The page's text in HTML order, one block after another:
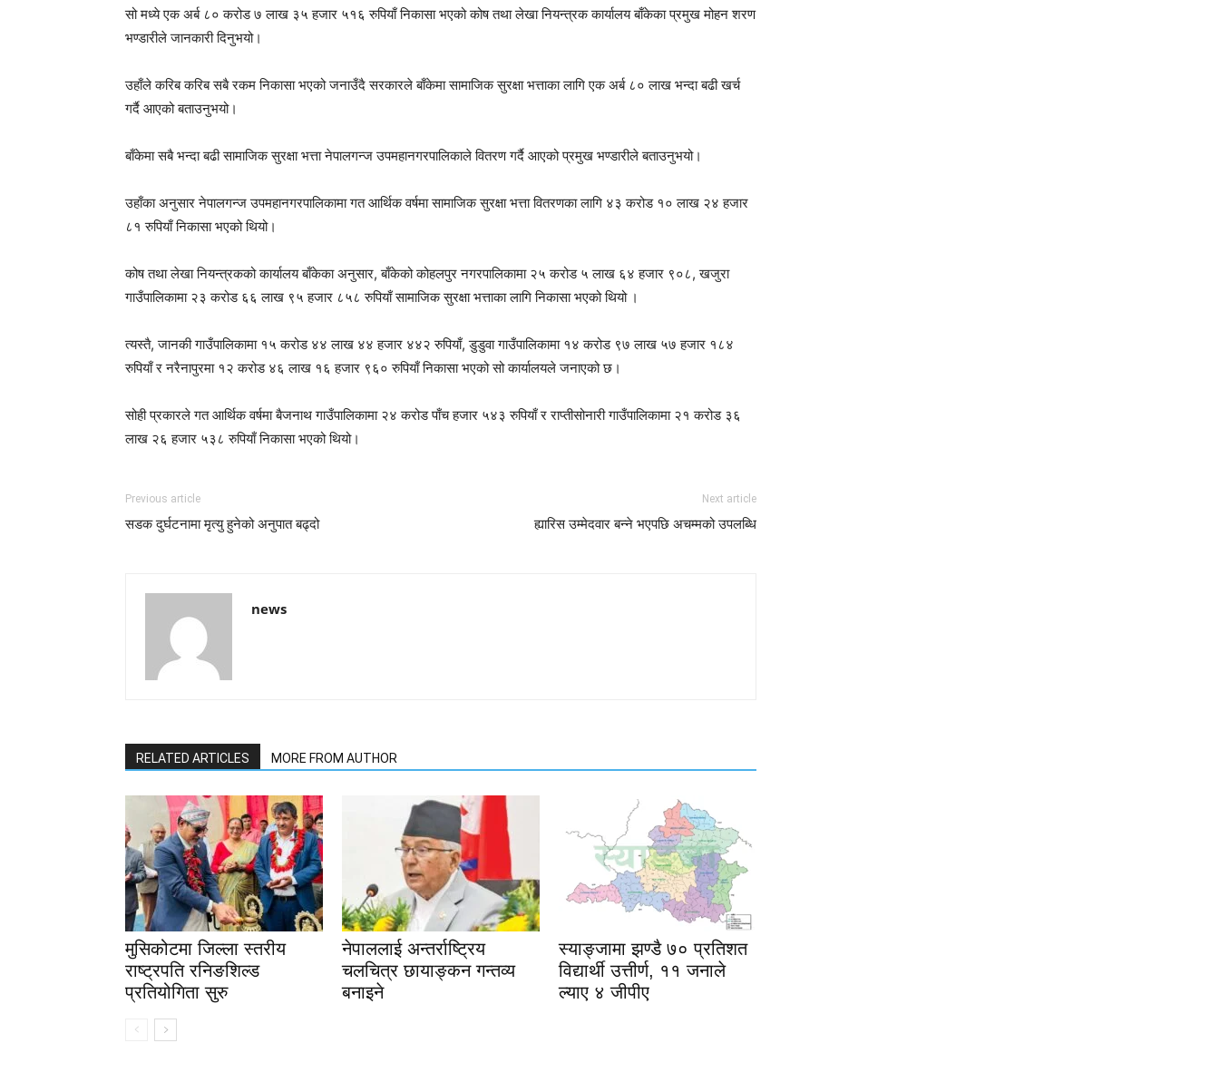
सो मध्ये एक अर्ब ८० करोड ७ लाख ३५ हजार ५१६ रुपियाँ निकासा भएको कोष तथा लेखा नियन्त्रक कार्यालय बाँकेका प्रमुख मोहन शरण
भण्डारीले जानकारी दिनुभयो।
उहाँले करिब करिब सबै रकम निकासा भएको जनाउँदै सरकारले बाँकेमा सामाजिक सुरक्षा भत्ताका लागि एक अर्ब ८० लाख भन्दा बढी खर्च
गर्दै आएको बताउनुभयो।
बाँकेमा सबै भन्दा बढी सामाजिक सुरक्षा भत्ता नेपालगन्ज उपमहानगरपालिकाले वितरण गर्दै आएको प्रमुख भण्डारीले बताउनुभयो।
उहाँका अनुसार नेपालगन्ज उपमहानगरपालिकामा गत आर्थिक वर्षमा सामाजिक सुरक्षा भत्ता वितरणका लागि ४३ करोड १० लाख २४ हजार
८१ रुपियाँ निकासा भएको थियो।
कोष तथा लेखा नियन्त्रकको कार्यालय बाँकेका अनुसार, बाँकेको कोहलपुर नगरपालिकामा २५ करोड ५ लाख ६४ हजार ९०८, खजुरा
गाउँपालिकामा २३ करोड ६६ लाख ९५ हजार ८५८ रुपियाँ सामाजिक सुरक्षा भत्ताका लागि निकासा भएको थियो ।
त्यस्तै, जानकी गाउँपालिकामा १५ करोड ४४ लाख ४४ हजार ४४२ रुपियाँ, डुडुवा गाउँपालिकामा १४ करोड ९७ लाख ५७ हजार १८४
रुपियाँ र नरैनापुरमा १२ करोड ४६ लाख १६ हजार ९६० रुपियाँ निकासा भएको सो कार्यालयले जनाएको छ।
सोही प्रकारले गत आर्थिक वर्षमा बैजनाथ गाउँपालिकामा २४ करोड पाँच हजार ५४३ रुपियाँ र राप्तीसोनारी गाउँपालिकामा २१ करोड ३६
लाख २६ हजार ५३८ रुपियाँ निकासा भएको थियो।
Previous article
सडक दुर्घटनामा मृत्यु हुनेको अनुपात बढ्दो
Next article
ह्यारिस उम्मेदवार बन्ने भएपछि अचम्मको उपलब्धि
news
RELATED ARTICLES MORE FROM AUTHOR
मुसिकोटमा जिल्ला स्तरीय
राष्ट्रपति रनिङशिल्ड
प्रतियोगिता सुरु
नेपाललाई अन्तर्राष्ट्रिय
चलचित्र छायाङ्कन गन्तव्य
बनाइने
स्याङ्जामा झण्डै ७० प्रतिशत
विद्यार्थी उत्तीर्ण, ११ जनाले
ल्याए ४ जीपीए